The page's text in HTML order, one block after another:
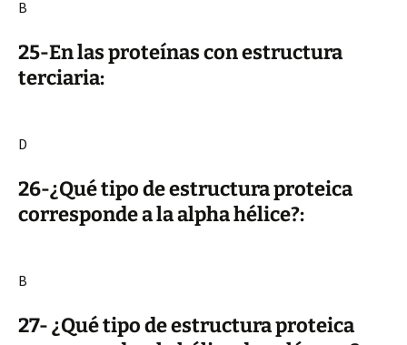
B
25-En las proteínas con estructura
terciaria:
D
26-¿Qué tipo de estructura proteica
corresponde a la alpha hélice?:
B
27- ¿Qué tipo de estructura proteica